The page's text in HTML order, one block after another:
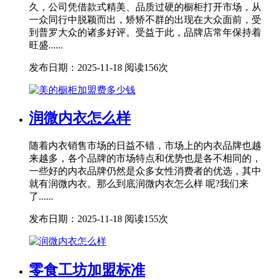
久，公司凭借款式精美、品质过硬的橱柜打开市场，从
一众同行中脱颖而出，矫矫不群的出现在大众面前，受
到普罗大众的诸多好评。受益于此，品牌店常年保持着
旺盛......
发布日期：2025-11-18 阅读156次
润微内衣怎么样
随着内衣销售市场的日益不错，市场上的内衣品牌也越
来越多，各个品牌的市场特点和优势也是各不相同的，
一些好的内衣品牌仍然是众多女性消费者的优选，其中
就有润微内衣。那么到底润微内衣怎么样 呢?我们来
了......
发布日期：2025-11-18 阅读155次
零食工坊加盟标准